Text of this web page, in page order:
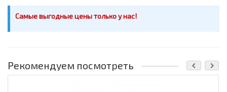
Самые выгодные цены только у нас!
Рекомендуем посмотреть